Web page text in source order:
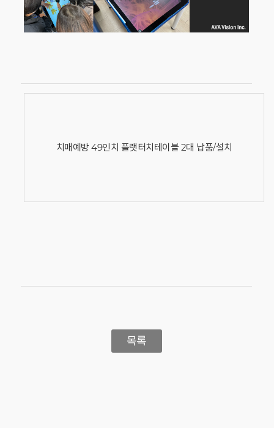
치매예방 49인치 플랫터치테이블 2대 납품/설치
목록